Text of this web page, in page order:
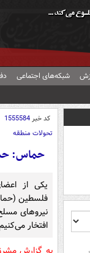
شبکه‌های اجتماعی
کد خبر1555584
تحولات منطقه
حماس:
یکی از
فلسطین
نیروهای
افتخار